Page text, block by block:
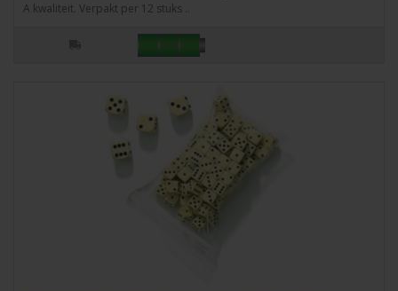
A kwaliteit. Verpakt per 12 stuks ..